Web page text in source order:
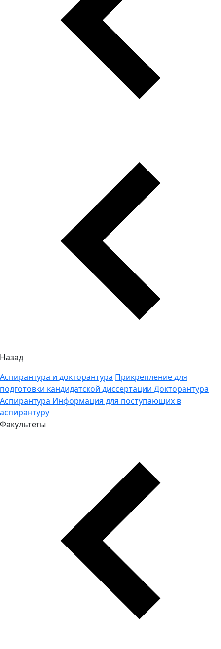
Назад
Аспирантура и докторантура Прикрепление для
подготовки кандидатской диссертации Докторантура
Аспирантура Информация для поступающих в
аспирантуру
Факультеты